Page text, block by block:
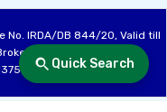
Quick Search
No. IRDA/DB 844/20, Valid till
(Life & General), CIN: